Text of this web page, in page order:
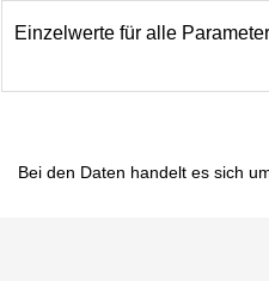
Einzelwerte für alle Parameter
Bei den Daten handelt es sich